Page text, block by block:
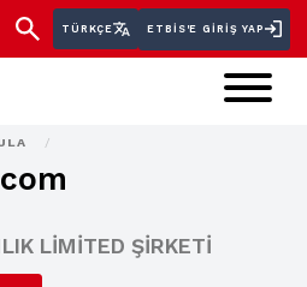
TÜRKÇE ETBİS'E GIRIŞ YAP
/
LİMİTED ŞİRKETİ